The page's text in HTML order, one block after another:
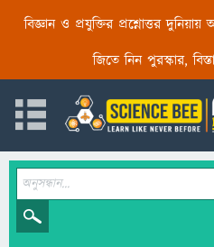
বিজ্ঞান ও প্রযুক্তির প্রশ্নোত্তর
জিতে নিন পুরস্কার,